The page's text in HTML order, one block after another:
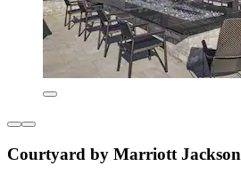
Courtyard by Marriott Jackson